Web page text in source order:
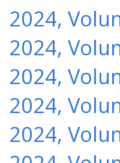
2024,
2024,
2024,
2024,
2024,